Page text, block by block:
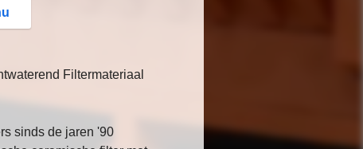
Filtermateriaal
sinds de jaren '90